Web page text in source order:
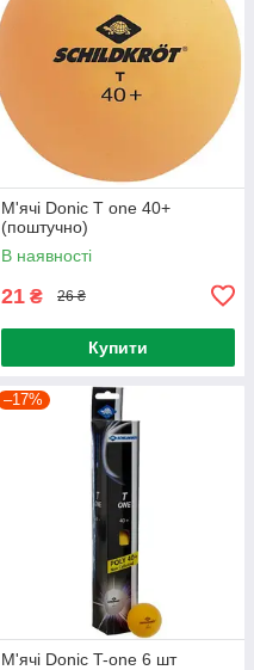
М'ячі Donic T one 40+
(поштучно)
В наявності
21 ₴ 26 ₴
Купити
–17%
М'ячі Donic T-one 6 шт